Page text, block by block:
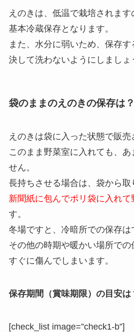
えのきは、低温で栽培されます
基本冷蔵保存となります。
また、水分に弱いため、保存す
決して洗わないようにしましょ
袋のままのえのきの保存は？
えのきは袋に入った状態で販売
このまま野菜室に入れても、あ
せん。
長持ちさせる場合は、袋から取
新聞紙に包んでポリ袋に入れて
す。
冬場ですと、冷暗所での保存は
その他の時期や暖かい場所での
すぐに傷んでしまいます。
保存期間（賞味期限）の目安は
[check_list image=”check1-b”]